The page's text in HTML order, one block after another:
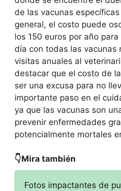
de las vacunas
general, el costo puede
los 150 euros por año
día con todas las vacunas
visitas anuales al
destacar que el costo de
ser una excusa para no
importante paso en el
ya que las vacunas son
prevenir enfermedades
potencialmente mortales
👇Mira también
Fotos impactantes de